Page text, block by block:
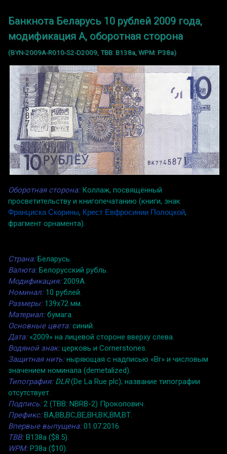
Банкнота Беларусь 10 рублей 2009 года,
модификация A, оборотная сторона
(BYN-2009A-R010-S2-D2009, TBB: B138a, WPM: P38a)
Оборотная сторона:Коллаж, посвящённый
просветительству и книгопечатанию (книги, знак
Франциска Скорины, Крест Евфросинии Полоцкой,
фрагмент орнамента).
Страна:Беларусь.
Валюта:Белорусский рубль.
Модификация:2009A.
Номинал:10 рублей.
Размеры:139x72 мм.
Материал:бумага.
Основные цвета:синий.
Дата:«2009» на лицевой стороне вверху слева.
Водяной знак:церковь и Cornerstones.
Защитная нить:ныряющая с надписью «Br» и числовым
значением номинала (demetalized).
Типография: DLR(De La Rue plc); название типографии
отсутствует.
Подпись:2 (TBB: NBRB-2) Прокопович.
Префикс:BA,ВВ,BC,ВЕ,ВН,ВК,ВМ,ВТ.
Впервые выпущена:01.07.2016.
TBB:B138a ($8.5).
WPM:P38a ($10).